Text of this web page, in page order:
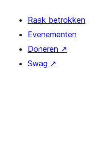
Raak betrokken
Evenementen
Doneren ↗
Swag ↗